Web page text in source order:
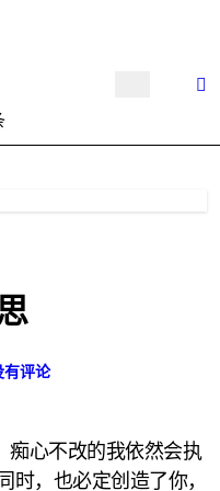
有评论
时，也必定创造了你，